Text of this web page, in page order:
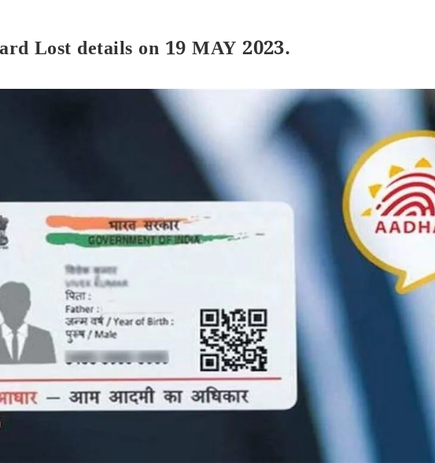
Lost details on 19 MAY 2023.